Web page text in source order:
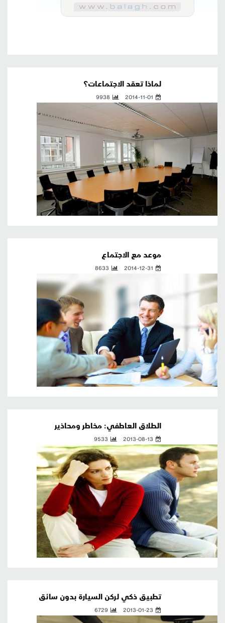
لماذا تعقد الاجتماعات؟
2014-11-01
9938
موعد مع الاجتماع
2014-12-31
8633
الطلاق العاطفي: مخاطر ومحاذير
2013-08-13
9533
تطبيق ذكي لركن السيارة بدون سائق
2013-01-23
6729